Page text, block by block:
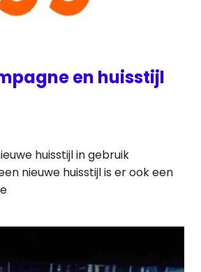
en huisstijl
huisstijl in gebruik
nieuwe huisstijl is er ook een